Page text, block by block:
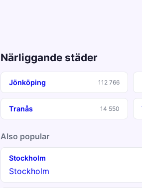
Närliggande städer
Jönköping 112 766
Tranås 14 550
Also popular
Stockholm
Stockholm